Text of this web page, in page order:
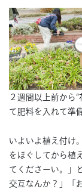
２週間以上前から
て肥料を入れて準
いよいよ植え付け
をほぐしてから植
てくださーい。」
交互なんか？」「